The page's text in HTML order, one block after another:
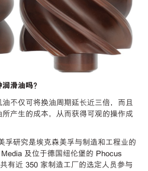
滑油吗？
不仅可将换油周期延长近三倍，而且
产生的成本，从而获得可观的操作成
孚研究是埃克森美孚与制造和工程业的
及位于德国纽伦堡的 Phocus
有近 350 家制造工厂的选定人员参与